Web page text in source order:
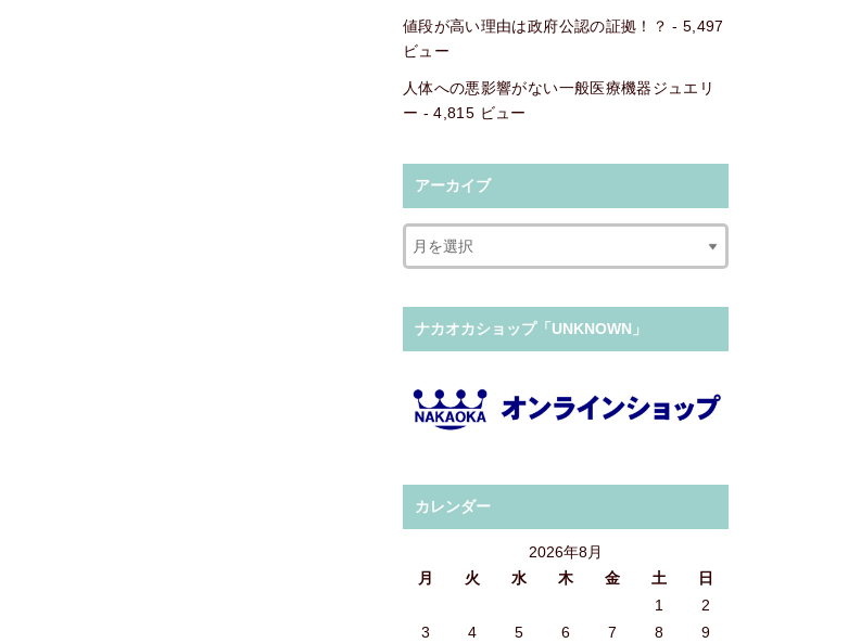
値段が高い理由は政府公認の証拠！？ - 5,497
ビュー
人体への悪影響がない一般医療機器ジュエリ
ー - 4,815 ビュー
アーカイブ
ナカオカショップ「UNKNOWN」
カレンダー
2026年8月
月
火 水 木 金 土 日
1
2
3
4 5 6 7 8
9